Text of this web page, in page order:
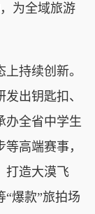
为全域旅游
持续创新。
出钥匙扣、
办全省中学生
高端赛事，
打造大漠飞
爆款”旅拍场